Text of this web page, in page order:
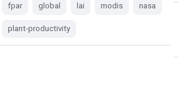
fpar global lai modis nasa
plant-productivity